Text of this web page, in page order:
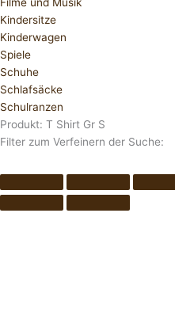
Kindersitze
Kinderwagen
Spiele
Schuhe
Schlafsäcke
Schulranzen
Produkt: T Shirt Gr S
Filter zum Verfeinern der Suche: